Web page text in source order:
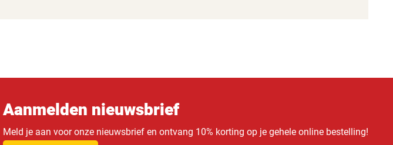
Aanmelden nieuwsbrief
Meld je aan voor onze nieuwsbrief en ontvang 10% korting op je gehele online bestelling!